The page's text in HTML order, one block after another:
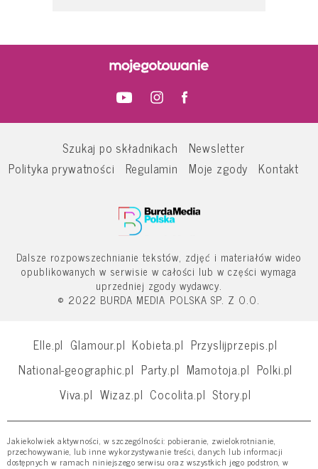
Szukaj po składnikach
Newsletter
Polityka prywatności
Regulamin Moje zgody Kontakt
Dalsze rozpowszechnianie tekstów, zdjęć i materiałów wideo
opublikowanych w serwisie w całości lub w części wymaga
uprzedniej zgody wydawcy.
© 2022 BURDA MEDIA POLSKA SP. Z O.O.
Elle.pl Glamour.pl Kobieta.pl Przyslijprzepis.pl
National-geographic.pl Party.pl Mamotoja.pl Polki.pl
Viva.pl Wizaz.pl Cocolita.pl Story.pl
Jakiekolwiek aktywności, w szczególności: pobieranie, zwielokrotnianie,
przechowywanie, lub inne wykorzystywanie treści, danych lub informacji
dostępnych w ramach niniejszego serwisu oraz wszystkich jego podstron, w